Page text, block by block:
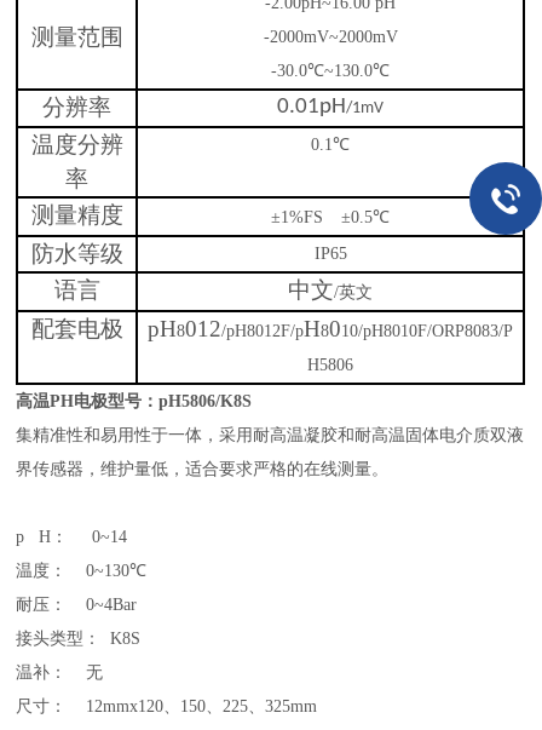
测量范围
-2000mV~2000mV
-30.0℃~130.0℃
分辨率 0.01pH/1mV
温度分辨
率
0.1℃
测量精度 ±1%FS ±0.5℃
防水等级 IP65
语言 中文/英文
配套电极 pH8012/pH8012F/pH8010/pH8010F/ORP8083/P
H5806
高温PH电极型号：pH5806/K8S
集精准性和易用性于一体，采用耐高温凝胶和耐高温固体电介质双液
界传感器，维护量低，适合要求严格的在线测量。
p H ：0~14
温度： 0~130℃
耐压： 0~4Bar
接头类型：
K8S
温补：
无
尺寸： 12mmx120、 150、225、325mm